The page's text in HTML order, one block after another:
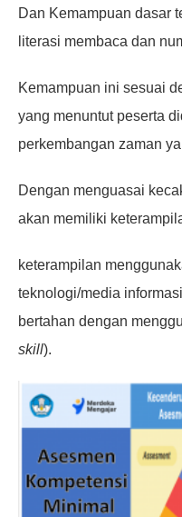
Dan Kemampuan dasar
literasi membaca dan
Kemampuan ini sesuai
yang menuntut peserta
perkembangan zaman
Dengan menguasai
akan memiliki
keterampilan
teknologi/media
bertahan dengan
skill).